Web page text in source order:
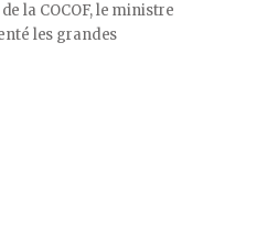
la COCOF, le ministre
les grandes